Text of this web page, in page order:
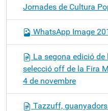
Jornades de Cultura
WhatsApp Image
La segona edició de
selecció off de la Fira
4 de novembre
Tazzuff,